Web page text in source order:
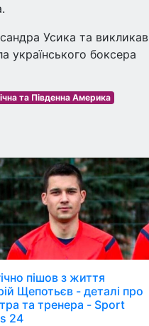
Усика та викликав
українського боксера
та Південна Америка
пішов з життя
Щепотьєв - деталі про
та тренера - Sport
24